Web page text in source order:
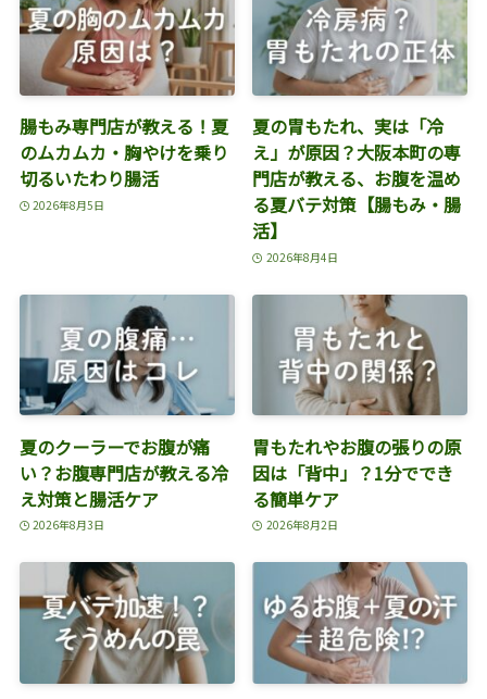
腸もみ専門店が教える！夏
のムカムカ・胸やけを乗り
切るいたわり腸活
2026年8月5日
夏の胃もたれ、実は「冷
え」が原因？大阪本町の専
門店が教える、お腹を温め
る夏バテ対策【腸もみ・腸
活】
2026年8月4日
夏のクーラーでお腹が痛
い？お腹専門店が教える冷
え対策と腸活ケア
2026年8月3日
胃もたれやお腹の張りの原
因は「背中」？1分ででき
る簡単ケア
2026年8月2日